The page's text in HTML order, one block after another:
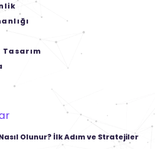
Olunur? İlk Adım ve Stratejiler